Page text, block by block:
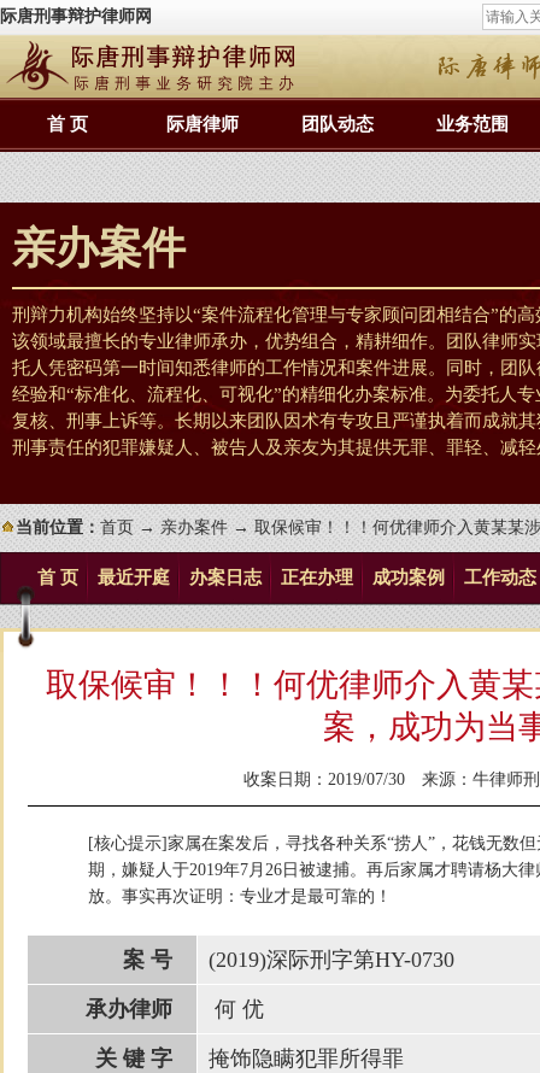
际唐刑事辩护律师网
首 页 际唐律师 团队动态 业务范围
亲办案件
刑辩力机构始终坚持以“案件流程化管理与专家顾问团相结合”的
该领域最擅长的专业律师承办，优势组合，精耕细作。团队律师
托人凭密码第一时间知悉律师的工作情况和案件进展。同时，团
经验和“标准化、流程化、可视化”的精细化办案标准。为委托人
复核、刑事上诉等。长期以来团队因术有专攻且严谨执着而成就
刑事责任的犯罪嫌疑人、被告人及亲友为其提供无罪、罪轻、减
当前位置：首页→亲办案件→ 取保候审！！！何优律师介入黄某某
首 页 最近开庭 办案日志 正在办理 成功案例 工作动态
取保候审！！！何优律师介入黄
案，成功为当
收案日期：2019/07/30 来源： 牛律师
[核心提示]家属在案发后，寻找各种关系“捞人”，花钱无数
期，嫌疑人于2019年7月26日被逮捕。再后家属才聘请杨大
放。事实再次证明：专业才是最可靠的！
案 号 (2019)深际刑字第HY-0730
承办律师 何 优
关 键 字 掩饰隐瞒犯罪所得罪